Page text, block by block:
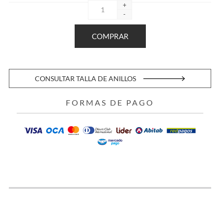
+
-
CONSULTAR TALLA DE ANILLOS
FORMAS DE PAGO